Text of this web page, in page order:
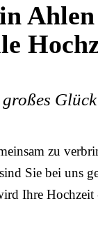
zu
Sie bei uns
Ihre